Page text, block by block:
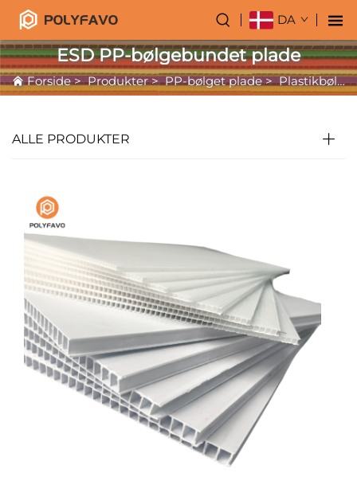
DA
ESD PP-bølgebundet plade
Forside>Produkter>PP-bølget plade>Plastikbølget plade
ALLE PRODUKTER